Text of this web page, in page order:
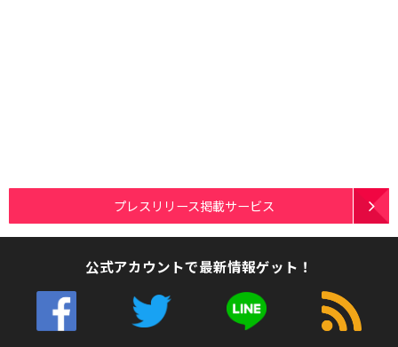
プレスリリース掲載サービス
公式アカウントで最新情報ゲット！